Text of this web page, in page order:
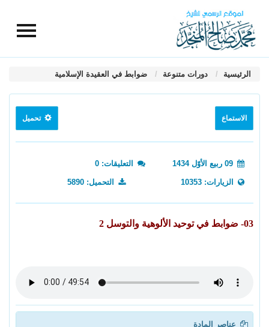
الرئيسية دورات متنوعة ضوابط في العقيدة الإسلامية
الاستماع تحميل
التعليقات: 0
الزيارات: 10353 التحميل: 5890
03- ضوابط في توحيد الألوهية والتوسل 2
عناصر المادة